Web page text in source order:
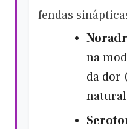
fendas
na
da dor